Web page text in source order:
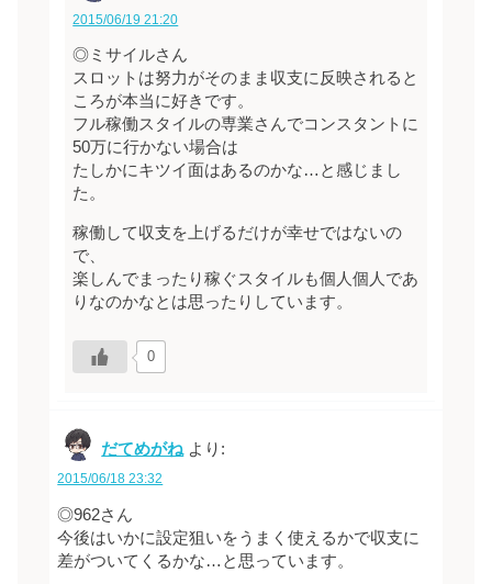
2015/06/19 21:20
◎ミサイルさん
スロットは努力がそのまま収支に反映されると
ころが本当に好きです。
フル稼働スタイルの専業さんでコンスタントに
50万に行かない場合は
たしかにキツイ面はあるのかな…と感じまし
た。
稼働して収支を上げるだけが幸せではないの
で、
楽しんでまったり稼ぐスタイルも個人個人であ
りなのかなとは思ったりしています。
0
だてめがね より:
2015/06/18 23:32
◎962さん
今後はいかに設定狙いをうまく使えるかで収支に
差がついてくるかな…と思っています。